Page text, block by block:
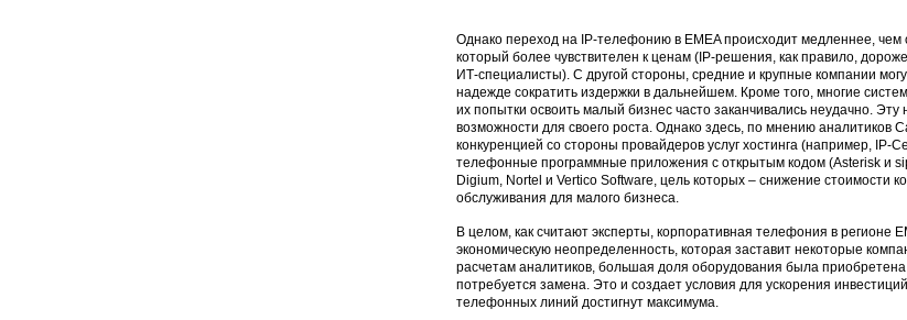
Однако переход на IP-телефонию в EMEA происходит медленнее,
который более чувствителен к ценам (IP-решения, как правило,
ИТ-специалисты). С другой стороны, средние и крупные компании
надежде сократить издержки в дальнейшем. Кроме того, многие
их попытки освоить малый бизнес часто заканчивались неудачно.
возможности для своего роста. Однако здесь, по мнению аналитиков
конкуренцией со стороны провайдеров услуг хостинга (например, IP-
телефонные программные приложения с открытым кодом (Asterisk и
Digium, Nortel и Vertico Software, цель которых – снижение стоимости
обслуживания для малого бизнеса.
В целом, как считают эксперты, корпоративная телефония в регионе
экономическую неопределенность, которая заставит некоторые
расчетам аналитиков, большая доля оборудования была
потребуется замена. Это и создает условия для ускорения
телефонных линий достигнут максимума.